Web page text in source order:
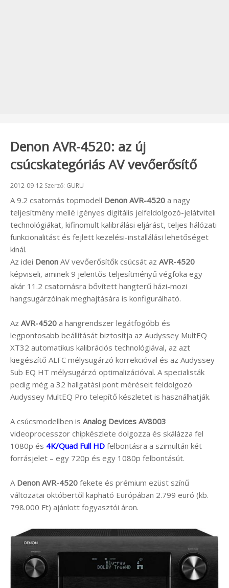
Denon AVR-4520: az új
csúcskategóriás AV vevőerősítő
Beküldve:
2012-09-12 Szerző: GURU
A 9.2 csatornás topmodell Denon AVR-4520 a nagy
teljesítmény mellé igényes digitális jelfeldolgozó-jelátviteli
technológiákat, kifinomult kalibrálási eljárást, teljes hálózati
funkcionalitást és fejlett kezelési-installálási lehetőséget
kínál.
Az idei Denon AV vevőerősítők csúcsát az AVR-4520
képviseli, aminek 9 jelentős teljesítményű végfoka egy
akár 11.2 csatornásra bővített hangterű házi-mozi
hangsugárzóinak meghajtására is konfigurálható.
Az AVR-4520 a hangrendszer legátfogóbb és
legpontosabb beállítását biztosítja az Audyssey MultEQ
XT32 automatikus kalibrációs technológiával, az azt
kiegészítő ALFC mélysugárzó korrekcióval és az Audyssey
Sub EQ HT mélysugárzó optimalizációval. A specialisták
pedig még a 32 hallgatási pont méréseit feldolgozó
Audyssey MultEQ Pro telepítő készletet is használhatják.
A csúcsmodellben is Analog Devices AV8003
videoprocesszor chipkészlete dolgozza és skálázza fel
1080p és 4K/Quad Full HD felbontásra a szimultán két
forrásjelet – egy 720p és egy 1080p felbontásút.
A Denon AVR-4520 fekete és prémium ezüst színű
változatai októbertől kapható Európában 2.799 euró (kb.
798.000 Ft) ajánlott fogyasztói áron.